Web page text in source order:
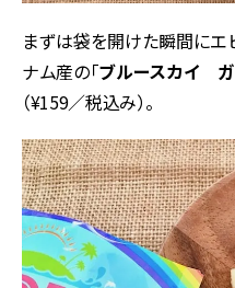
まずは袋を開けた瞬間にエ
ナム産の「ブルースカイ
（¥159／税込み）。